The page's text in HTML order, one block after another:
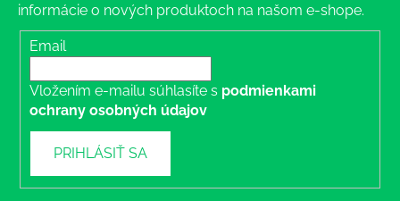
informácie o nových produktoch na našom e-shope.
Email
Vložením e-mailu súhlasíte s podmienkami
ochrany osobných údajov
PRIHLÁSIŤ SA